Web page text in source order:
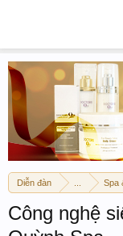
Diễn đàn Spa
Công nghệ